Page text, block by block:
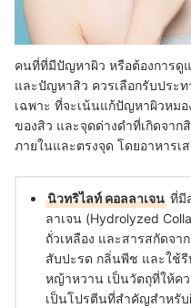
คนที่ที่มีปัญหาผิว หรือต้องการดู
และปัญหาสิว ควรเลือกรับประ
เฉพาะ ที่จะเน้นแก้ปัญหาผิวหม
ของสิว และจุดด่างดำที่เกิดจาก
ภายในและตรงจุด โดยอาหารเ
นิวทริไลท์ คอลลาเจน ที่มี
ลาเจน (Hydrolyzed
ถั่วเหลือง และสารสกัดจ
สับปะรด กลิ่นพีช และใช้รี
หญ้าหวาน เป็นวัตถุที่ให้ค
เป็นโปรตีนที่สำคัญสำหรั